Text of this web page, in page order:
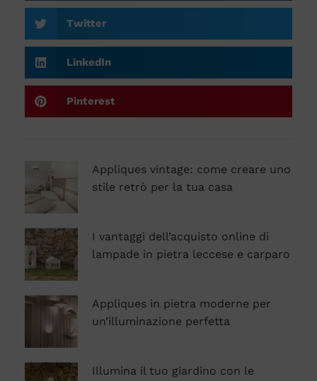
Twitter
LinkedIn
Pinterest
Appliques vintage: come creare uno
stile retrò per la tua casa
I vantaggi dell’acquisto online di
lampade in pietra leccese e carparo
Appliques in pietra moderne per
un’illuminazione perfetta
Illumina il tuo giardino con le